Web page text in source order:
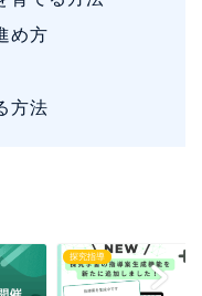
め方
方法
探究指導